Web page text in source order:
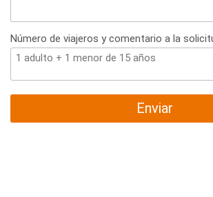
Número de viajeros y comentario a la
Enviar